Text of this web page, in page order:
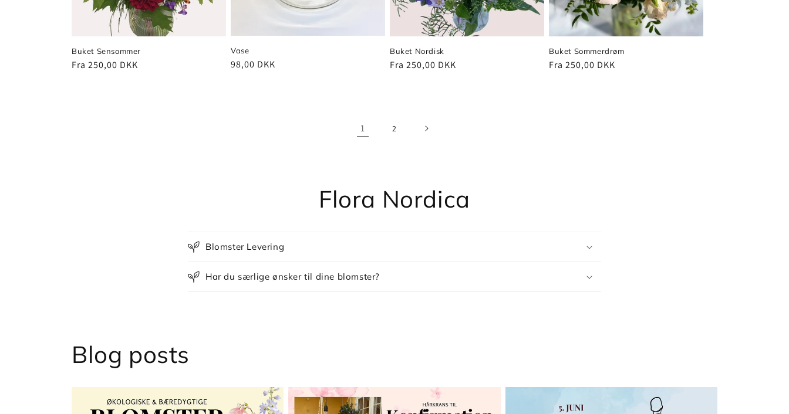
Buket Sensommer
Normalpris
Fra 250,00 DKK
Vase
Normalpris
98,00 DKK
Buket Nordisk
Normalpris
Fra 250,00 DKK
Buket Sommerdrøm
Normalpris
Fra 250,00 DKK
1 2
Flora Nordica
Blomster Levering
Har du særlige ønsker til dine blomster?
Blog posts